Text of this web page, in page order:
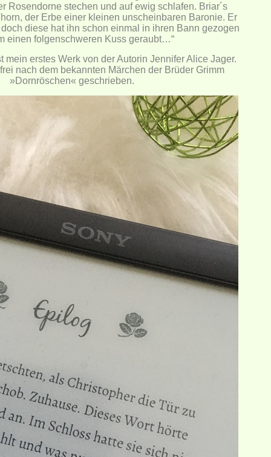
Rosendorne stechen und auf ewig schlafen. Briar´s
der Erbe einer kleinen unscheinbaren Baronie. Er
diese hat ihn schon einmal in ihren Bann gezogen
einen folgenschweren Kuss geraubt…“
mein erstes Werk von der Autorin Jennifer Alice Jager.
nach dem bekannten Märchen der Brüder Grimm
»Dornröschen« geschrieben.